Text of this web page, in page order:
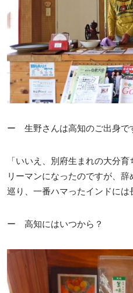
ー 生野さんは高知のご出身で
「いいえ、別府生まれの大分
リーマンになったのですが、
巡り、一番ハマったインドには
ー 高知にはいつから？